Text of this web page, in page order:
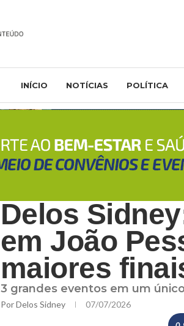
INÍCIO NOTÍCIAS POLÍTICA
Delos
em João
maiores
3 grandes eventos em um
PorDelos Sidney 07/07/2026